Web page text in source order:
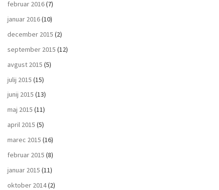
februar 2016(7)
januar 2016(10)
december 2015 (2)
september 2015 (12)
avgust 2015 (5)
julij 2015 (15)
junij 2015 (13)
maj 2015 (11)
april 2015 (5)
marec 2015 (16)
februar 2015 (8)
januar 2015 (11)
oktober 2014(2)